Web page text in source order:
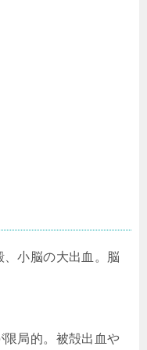
、小脳の大出血。脳
限局的。被殻出血や